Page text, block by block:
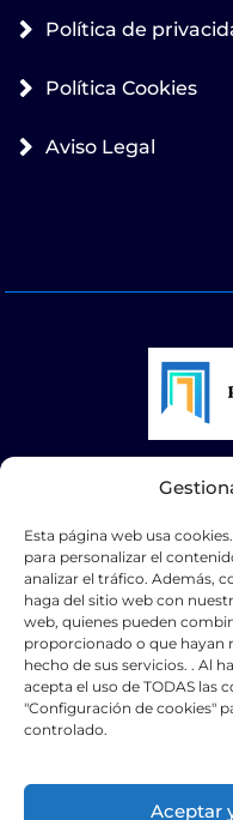
Esta página web usa
para personalizar el
analizar el tráfico. Además,
haga del sitio web con
web, quienes pueden
proporcionado o que hayan
hecho de sus servicios. . Al
acepta el uso de TODAS las
"Configuración de cookies"
controlado.
Aceptar
Política de
Política Cookies
Aviso Legal
© 2025 Puertas
Optimized by
Turns on site high speed